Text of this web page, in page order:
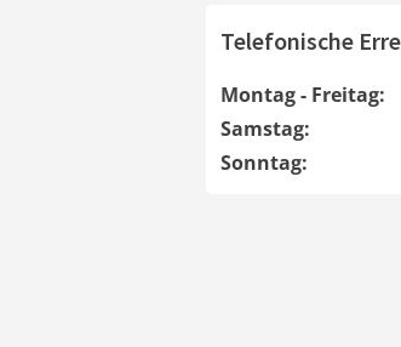
Telefonische
Montag - Freitag:
Samstag:
Sonntag: